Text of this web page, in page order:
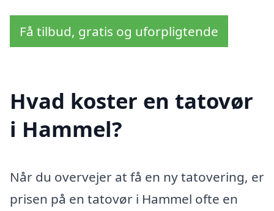
Få tilbud, gratis og uforpligtende
Hvad koster en tatovør
i Hammel?
Når du overvejer at få en ny tatovering, er
prisen på en tatovør i Hammel ofte en